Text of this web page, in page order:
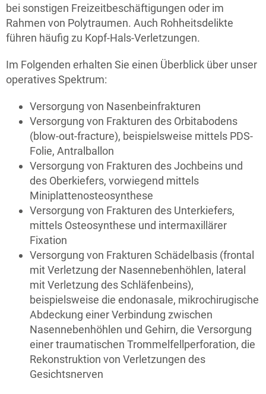
bei sonstigen Freizeitbeschäftigungen oder im
Rahmen von Polytraumen. Auch Rohheitsdelikte
führen häufig zu Kopf-Hals-Verletzungen.
Im Folgenden erhalten Sie einen Überblick über unser
operatives Spektrum:
Versorgung von Nasenbeinfrakturen
Versorgung von Frakturen des Orbitabodens
(blow-out-fracture), beispielsweise mittels PDS-
Folie, Antralballon
Versorgung von Frakturen des Jochbeins und
des Oberkiefers, vorwiegend mittels
Miniplattenosteosynthese
Versorgung von Frakturen des Unterkiefers,
mittels Osteosynthese und intermaxillärer
Fixation
Versorgung von Frakturen Schädelbasis (frontal
mit Verletzung der Nasennebenhöhlen, lateral
mit Verletzung des Schläfenbeins),
beispielsweise die endonasale, mikrochirugische
Abdeckung einer Verbindung zwischen
Nasennebenhöhlen und Gehirn, die Versorgung
einer traumatischen Trommelfellperforation, die
Rekonstruktion von Verletzungen des
Gesichtsnerven